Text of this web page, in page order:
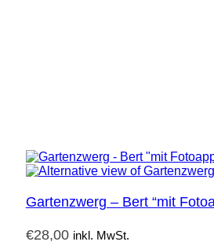
Gartenzwerg – Bert “mit
€28,00 inkl. MwSt.